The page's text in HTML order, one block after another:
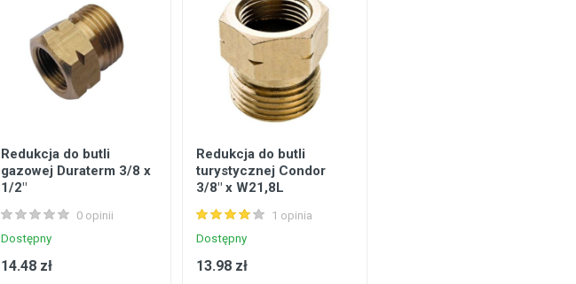
Redukcja do butli
gazowej Duraterm 3/8 x
1/2"
0 opinii
Dostępny
14.48 zł
Redukcja do butli
turystycznej Condor
3/8" x W21,8L
1 opinia
Dostępny
13.98 zł